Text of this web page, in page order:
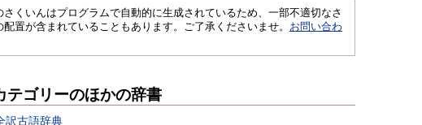
さくいんはプログラムで自動的に生成されているため、一部不適切なさ
配置が含まれていることもあります。ご了承くださいませ。 お問い合わ
テゴリーのほかの辞書
訳古語辞典